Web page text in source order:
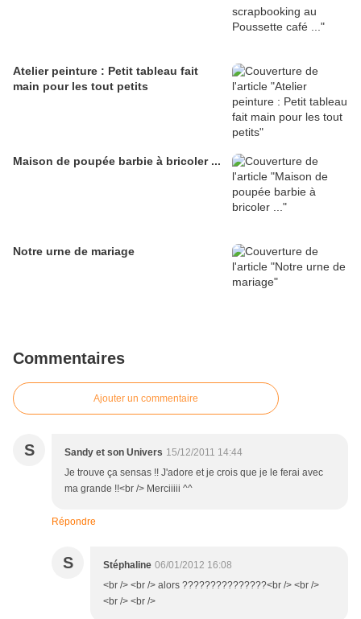
Atelier peinture : Petit tableau fait
main pour les tout petits
Maison de poupée barbie à bricoler ...
Notre urne de mariage
Commentaires
Ajouter un commentaire
S Sandy et son Univers 15/12/2011 14:44
Je trouve ça sensas !! J'adore et je crois que je le ferai avec
ma grande !!<br /> Merciiiii ^^
Répondre
S Stéphaline 06/01/2012 16:08
<br /> <br /> alors ???????????????<br /> <br />
<br /> <br />